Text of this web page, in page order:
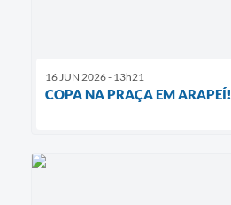
16 JUN 2026 - 13h21
COPA NA PRAÇA EM ARAPEÍ!